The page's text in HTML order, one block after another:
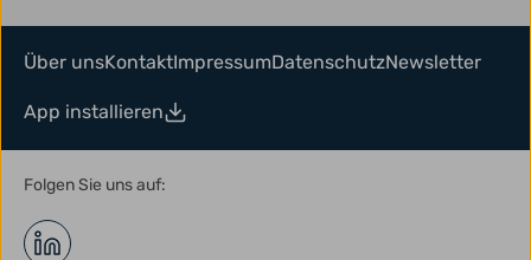
Über unsKontaktImpressumDatenschutzNewsletter
App installieren
Folgen Sie uns auf: